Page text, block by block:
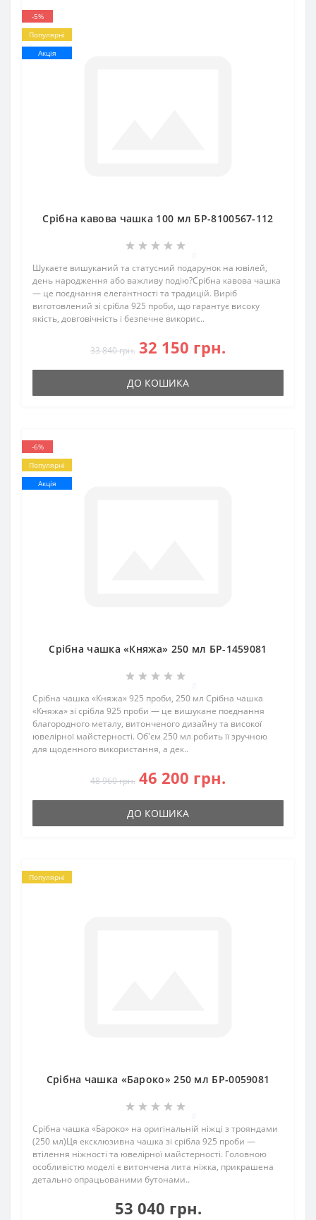
-5%
Популярні
Акція
Срібна кавова чашка 100 мл БР-8100567-112
Шукаєте вишуканий та статусний подарунок на ювілей,
день народження або важливу подію?Срібна кавова чашка
— це поєднання елегантності та традицій. Виріб
виготовлений зі срібла 925 проби, що гарантує високу
якість, довговічність і безпечне викорис..
33 840 грн. 32 150 грн.
ДО КОШИКА
-6%
Популярні
Акція
Срібна чашка «Княжа» 250 мл БР-1459081
Срібна чашка «Княжа» 925 проби, 250 мл Срібна чашка
«Княжа» зі срібла 925 проби — це вишукане поєднання
благородного металу, витонченого дизайну та високої
ювелірної майстерності. Об'єм 250 мл робить її зручною
для щоденного використання, а дек..
48 960 грн. 46 200 грн.
ДО КОШИКА
Популярні
Срібна чашка «Бароко» 250 мл БР-0059081
Срібна чашка «Бароко» на оригінальній ніжці з трояндами
(250 мл)Ця ексклюзивна чашка зі срібла 925 проби —
втілення ніжності та ювелірної майстерності. Головною
особливістю моделі є витончена лита ніжка, прикрашена
детально опрацьованими бутонами..
53 040 грн.